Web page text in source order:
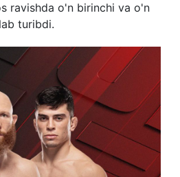
ravishda o'n birinchi va o'n
turibdi.